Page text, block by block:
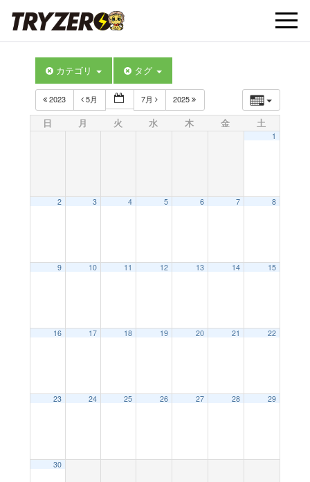
t
カテゴリ タグ
2023 5月 7月 2025
日 月 火 水 木 金 土
1
2 3 4 5 6 7 8
9 10 11 12 13 14 15
16 17 18 19 20 21 22
23 24 25 26 27 28 29
30